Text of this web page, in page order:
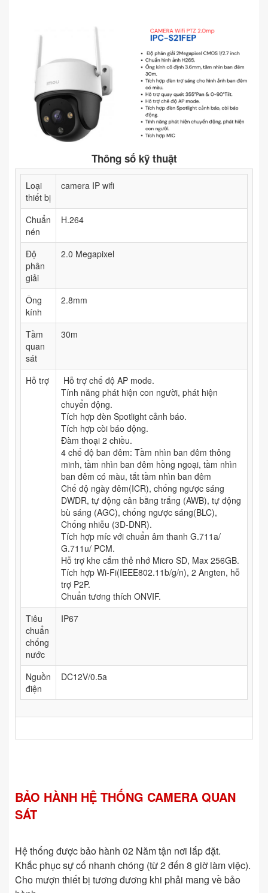
Thông số kỹ thuật
Loại
thiết bị
camera IP wifi
Chuẩn
nén
H.264
Độ
phân
giải
2.0 Megapixel
Ông
kính
2.8mm
Tầm
quan
sát
30m
Hỗ trợ
Hỗ trợ chế độ AP mode.
Tính năng phát hiện con người, phát hiện
chuyển động.
Tích hợp đèn Spotlight cảnh báo.
Tích hợp còi báo động.
Đàm thoại 2 chiều.
4 chế độ ban đêm: Tầm nhìn ban đêm thông
minh, tầm nhìn ban đêm hồng ngoại, tầm nhìn
ban đêm có màu, tắt tầm nhìn ban đêm
Chế độ ngày đêm(ICR), chống ngược sáng
DWDR, tự động cân bằng trắng (AWB), tự động
bù sáng (AGC), chống ngược sáng(BLC),
Chống nhiễu (3D-DNR).
Tích hợp míc với chuẩn âm thanh G.711a/
G.711u/ PCM.
Hỗ trợ khe cắm thẻ nhớ Micro SD, Max 256GB.
Tích hợp Wi-Fi(IEEE802.11b/g/n), 2 Angten, hỗ
trợ P2P.
Chuẩn tương thích ONVIF.
Tiêu
chuẩn
chống
nước
IP67
Nguồn
điện
DC12V/0.5a
BẢO HÀNH HỆ THỐNG CAMERA QUAN
SÁT
Hệ thống được bảo hành 02 Năm tận nơi lắp đặt.
Khắc phục sự cố nhanh chóng (từ 2 đến 8 giờ làm việc).
Cho mượn thiết bị tương đương khi phải mang về bảo